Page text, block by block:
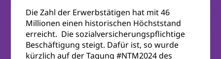
Die Zahl der Erwerbstätigen hat mit 46
Millionen einen historischen Höchststand
erreicht. Die sozialversicherungspflichtige
Beschäftigung steigt. Dafür ist, so wurde
kürzlich auf der Tagung #NTM2024 des